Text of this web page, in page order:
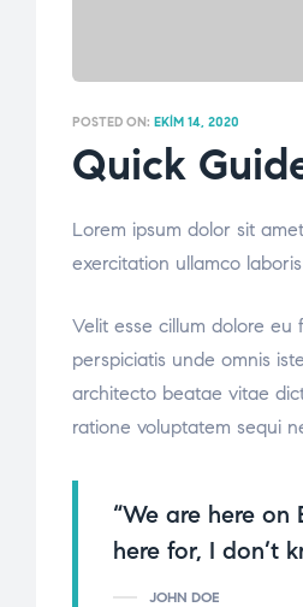
POSTED ON: EKIM 14, 2020
Quick
Lorem ipsum dolor sit
exercitation ullamco
Velit esse cillum dolore
perspiciatis unde omnis
architecto beatae vitae
ratione voluptatem sequi
“We are here
here for, I don’t
JOHN DOE